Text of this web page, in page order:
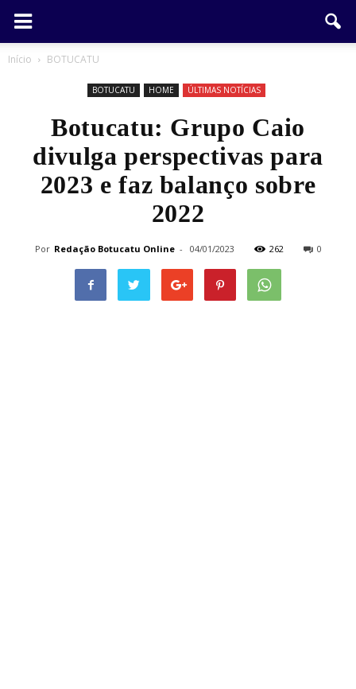
Início BOTUCATU
BOTUCATU HOME ÚLTIMAS NOTÍCIAS
Botucatu: Grupo Caio
divulga perspectivas para
2023 e faz balanço sobre
2022
Por Redação Botucatu Online - 04/01/2023 262 0